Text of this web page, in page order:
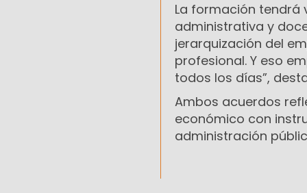
La formación tendrá
administrativa y
jerarquización del
profesional. Y eso
todos los días”,
Ambos acuerdos
económico con
administración